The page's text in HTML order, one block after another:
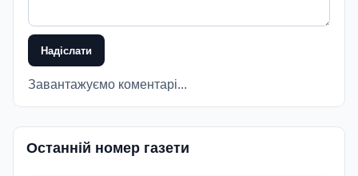
Надіслати
Завантажуємо коментарі...
Останній номер газети